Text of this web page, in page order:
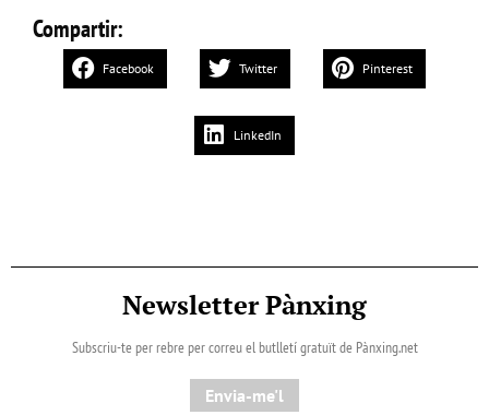
Compartir:
Facebook Twitter Pinterest
LinkedIn
Newsletter Pànxing
Subscriu-te per rebre per correu el butlletí gratuït de Pànxing.net​
Envia-me'l